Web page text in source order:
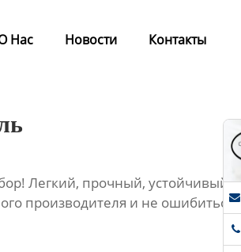
Нас Новости Контакты
Легкий, прочный, устойчивый к
производителя и не ошибиться с